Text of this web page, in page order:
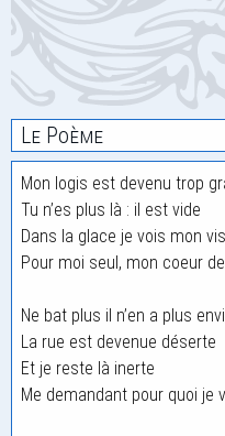
Le Poème
Mon logis est devenu trop
Tu n’es plus là : il est vide
Dans la glace je vois mon
Pour moi seul, mon coeur
Ne bat plus il n’en a plus
La rue est devenue déserte
Et je reste là inerte
Me demandant pour quoi je